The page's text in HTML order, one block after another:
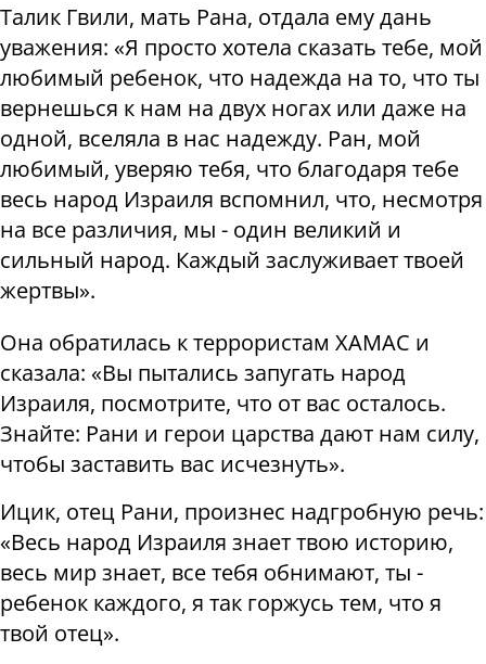
Талик Гвили, мать Рана, отдала ему дань
уважения: «Я просто хотела сказать тебе, мой
любимый ребенок, что надежда на то, что ты
вернешься к нам на двух ногах или даже на
одной, вселяла в нас надежду. Ран, мой
любимый, уверяю тебя, что благодаря тебе
весь народ Израиля вспомнил, что, несмотря
на все различия, мы - один великий и
сильный народ. Каждый заслуживает твоей
жертвы».
Она обратилась к террористам ХАМАС и
сказала: «Вы пытались запугать народ
Израиля, посмотрите, что от вас осталось.
Знайте: Рани и герои царства дают нам силу,
чтобы заставить вас исчезнуть».
Ицик, отец Рани, произнес надгробную речь:
«Весь народ Израиля знает твою историю,
весь мир знает, все тебя обнимают, ты -
ребенок каждого, я так горжусь тем, что я
твой отец».